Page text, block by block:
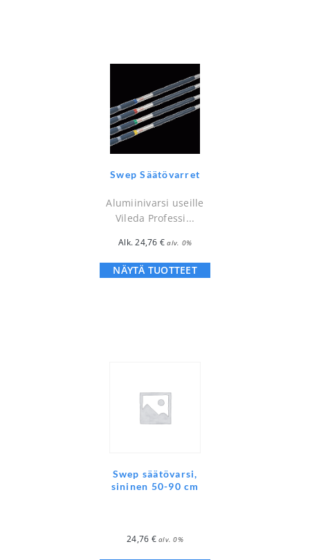
Swep Säätövarret
Alumiinivarsi useille
Vileda Professi...
Alk.24,76 € alv. 0%
NÄYTÄ TUOTTEET
Swep säätövarsi,
sininen 50-90 cm
24,76 € alv. 0%